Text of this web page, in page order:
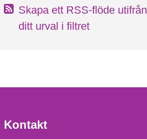
Skapa ett RSS-flöde utifrån
ditt urval i filtret
Kontakt